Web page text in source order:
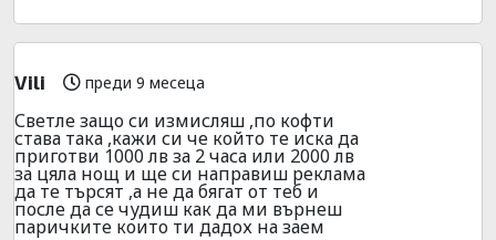
Vili преди 9 месеца
Светле защо си измисляш ,по кофти
става така ,кажи си че който те иска да
приготви 1000 лв за 2 часа или 2000 лв
за цяла нощ и ще си направиш реклама
да те търсят ,а не да бягат от теб и
после да се чудиш как да ми върнеш
паричките които ти дадох на заем